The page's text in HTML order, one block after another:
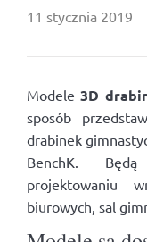
11 stycznia 2019
Modele3D
sposób
drabinek
BenchK.
projektowaniu
biurowych, sal